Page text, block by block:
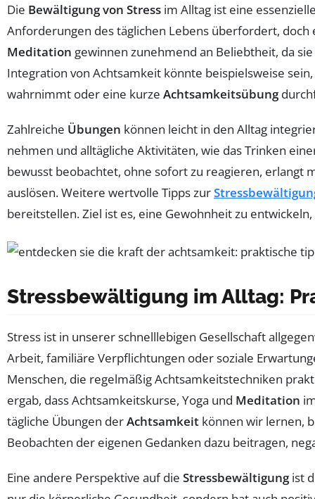
Die Bewältigung von Stress im Alltag ist eine
Anforderungen des täglichen Lebens überfordert,
Meditation gewinnen zunehmend an Beliebtheit, da
Integration von Achtsamkeit könnte beispielsweise
wahrnimmt oder eine kurze Achtsamkeitsübung
Zahlreiche Übungen können leicht in den Alltag
nehmen und alltägliche Aktivitäten, wie das Trinken
bewusst beobachtet, ohne sofort zu reagieren, erlangt
auslösen. Weitere wertvolle Tipps zur
bereitstellen. Ziel ist es, eine Gewohnheit zu
Stressbewältigung im Alltag:
Stress ist in unserer schnelllebigen Gesellschaft
Arbeit, familiäre Verpflichtungen oder soziale
Menschen, die regelmäßig Achtsamkeitstechniken
ergab, dass Achtsamkeitskurse, Yoga und Meditation
tägliche Übungen derAchtsamkeit können wir lernen,
Beobachten der eigenen Gedanken dazu beitragen,
Eine andere Perspektive auf die Stressbewältigungist